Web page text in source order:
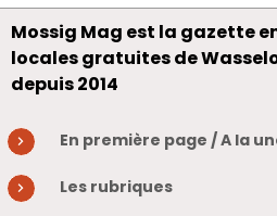
Mossig Mag est la gazette
locales gratuites de
depuis 2014
En première page / A la
Les rubriques